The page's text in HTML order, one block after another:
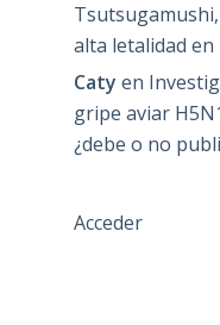
alta letalidad en
Caty en
gripe aviar
¿debe o no
Acceder